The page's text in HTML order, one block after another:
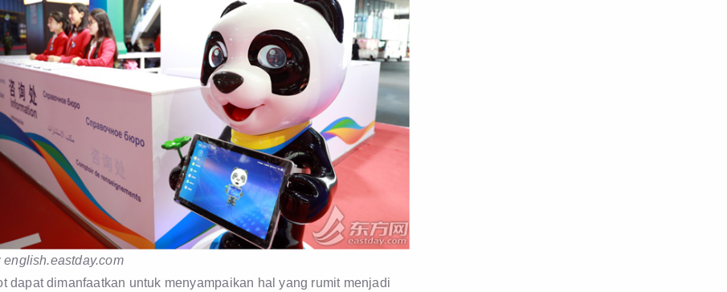
english.eastday.com
dapat dimanfaatkan untuk menyampaikan hal yang rumit menjadi